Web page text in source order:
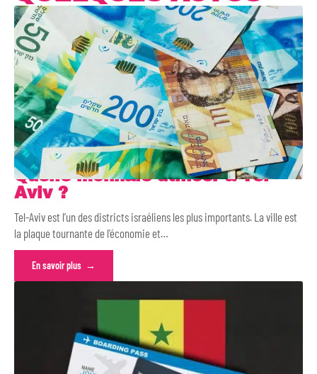
Quelle monnaie utiliser à Tel-
Aviv ?
Tel-Aviv est l’un des districts israéliens les plus importants. La ville est
la plaque tournante de l’économie et…
En savoir plus